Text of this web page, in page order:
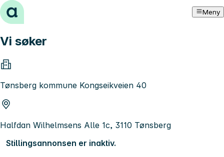
Hopp til innhold Meny
Vi søker
Tønsberg kommune Kongseikveien 40
Halfdan Wilhelmsens Alle 1c, 3110 Tønsberg
Stillingsannonsen er inaktiv.